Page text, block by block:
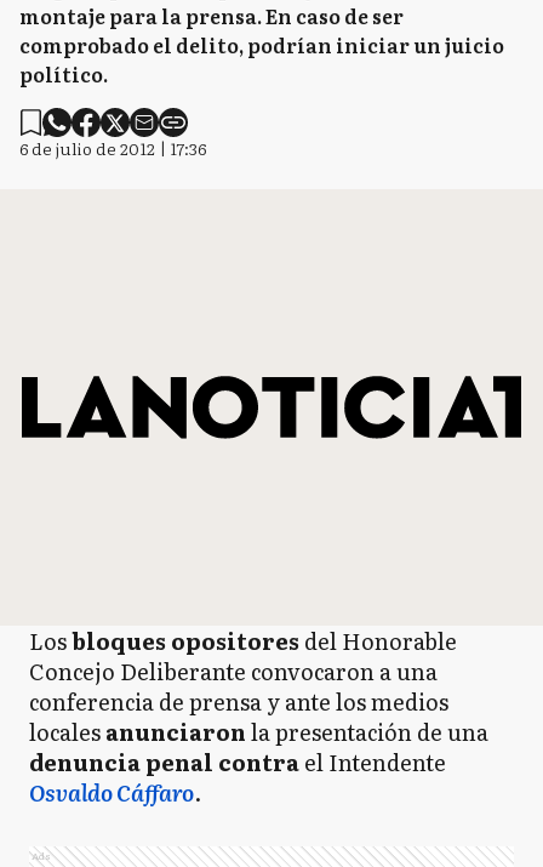
montaje para la prensa. En caso de ser
comprobado el delito, podrían iniciar un juicio
político.
6 de julio de 2012 | 17:36
Losbloques opositores del Honorable
Concejo Deliberante convocaron a una
conferencia de prensa y ante los medios
localesanunciaronla presentación de una
denuncia penal contrael Intendente
Osvaldo Cáffaro.
Ads